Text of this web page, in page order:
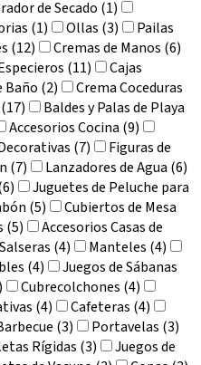
de Secado (1)
(1) Ollas (3)
Pailas
(12)
Cremas de Manos (6)
(11)
Cajas
Baño (2)
Crema Coceduras
Baldes y Palas de Playa
Accesorios Cocina (9)
(7)
Figuras de
(7)
Lanzadores de Agua (6)
Juguetes de Peluche para
(5)
Cubiertos de Mesa
(5)
Accesorios Casas de
(4)
Manteles (4)
(4)
Juegos de Sábanas
Cubrecolchones (4)
(4)
Cafeteras (4)
(3)
Portavelas (3)
Rígidas (3)
Juegos de